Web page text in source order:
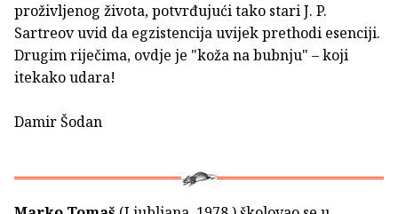
proživljenog života, potvrđujući tako stari J. P.
Sartreov uvid da egzistencija uvijek prethodi esenciji.
Drugim riječima, ovdje je "koža na bubnju" – koji
itekako udara!
Damir Šodan